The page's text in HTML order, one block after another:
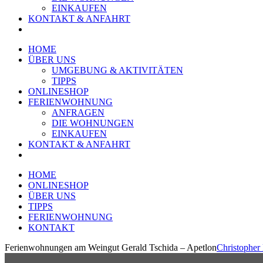
EINKAUFEN
KONTAKT & ANFAHRT
HOME
ÜBER UNS
UMGEBUNG & AKTIVITÄTEN
TIPPS
ONLINESHOP
FERIENWOHNUNG
ANFRAGEN
DIE WOHNUNGEN
EINKAUFEN
KONTAKT & ANFAHRT
HOME
ONLINESHOP
ÜBER UNS
TIPPS
FERIENWOHNUNG
KONTAKT
Ferienwohnungen am Weingut Gerald Tschida – ApetlonChristopher